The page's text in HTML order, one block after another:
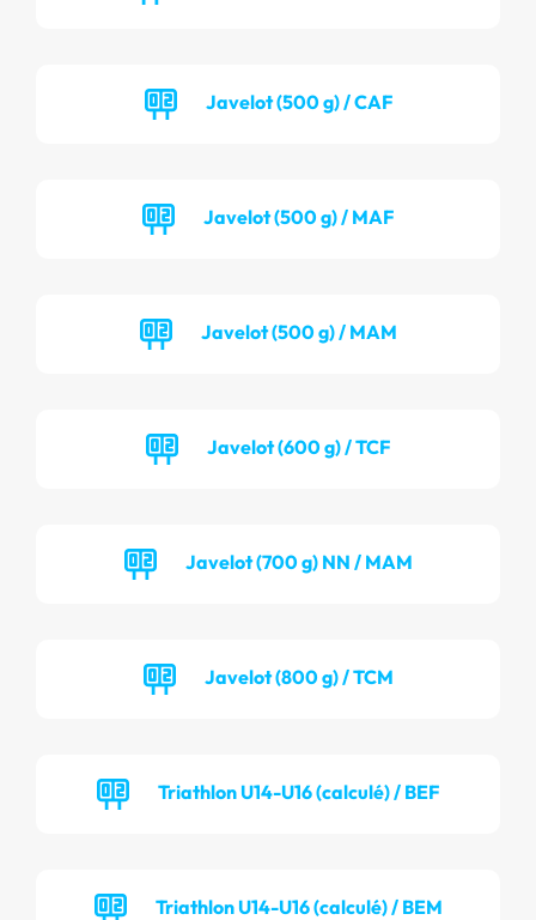
Javelot (500 g) / CAF
Javelot (500 g) / MAF
Javelot (500 g) / MAM
Javelot (600 g) / TCF
Javelot (700 g) NN / MAM
Javelot (800 g) / TCM
Triathlon U14-U16 (calculé) / BEF
Triathlon U14-U16 (calculé) / BEM